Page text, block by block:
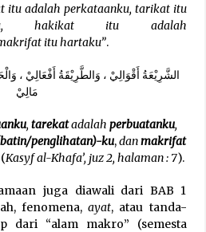
itu adalah perkataanku, tarikat itu
hakikat itu adalah
itu hartaku”.
الشَّرِيْعَةُ أَقْوَالِيْ ، وَالطَّرِيْقَةُ أَفْعَالِيْ ،
مَالِيْ
, tarekatadalah perbuatanku,
penglihatan)-ku,danmakrifat
(Kasyf al-Khafa’, juz 2, halaman : 7).
juga diawali dari BAB 1
fenomena,ayat, atau tanda-
dari “alam makro” (semesta